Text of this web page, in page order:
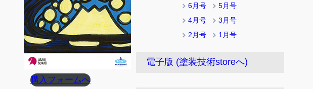
購入フォームへ
6月号
4月号
2月号
5月号
3月号
1月号
電子版 (塗装技術storeへ)